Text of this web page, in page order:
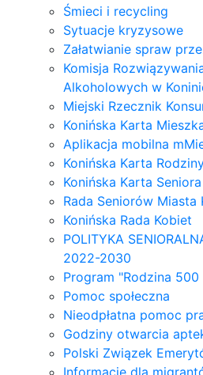
Śmieci i recycling
Sytuacje kryzysowe
Załatwianie spraw
Komisja
Alkoholowych w
Miejski Rzecznik
Konińska Karta
Aplikacja mobilna
Konińska Karta
Konińska Karta Seniora
Rada Seniorów Miasta
Konińska Rada Kobiet
POLITYKA
2022-2030
Program "Rodzina 500
Pomoc społeczna
Nieodpłatna pomoc
Godziny otwarcia
Polski Związek
Informacje dla